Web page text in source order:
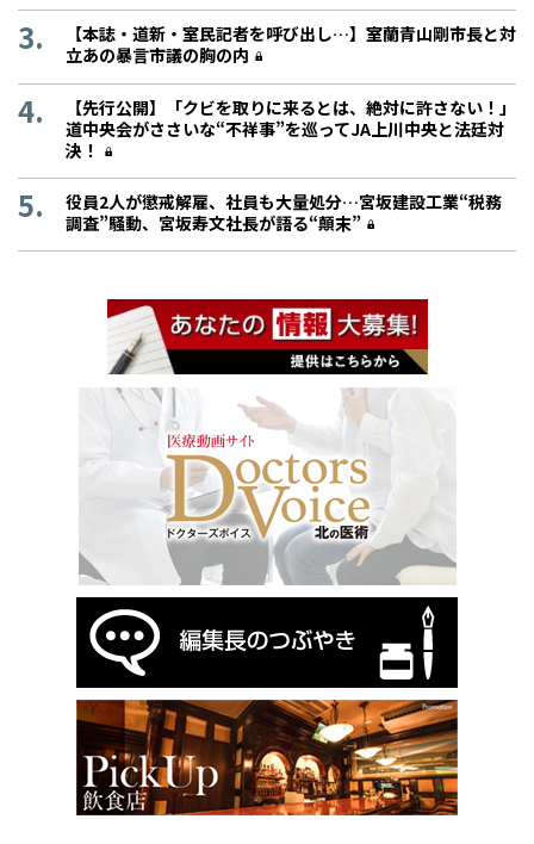
【本誌・道新・室民記者を呼び出し…】室蘭青山剛市長と対
立あの暴言市議の胸の内
【先行公開】「クビを取りに来るとは、絶対に許さない！」
道中央会がささいな“不祥事”を巡ってJA上川中央と法廷対
決！
役員2人が懲戒解雇、社員も大量処分…宮坂建設工業“税務
調査”騒動、宮坂寿文社長が語る“顛末”